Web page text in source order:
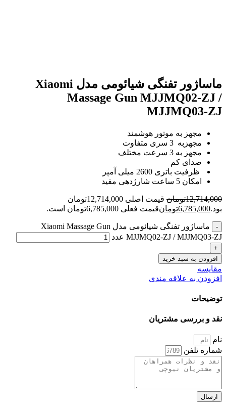
ماساژور تفنگی شیائومی مدل Xiaomi
Massage Gun MJJMQ02-ZJ /
MJJMQ03-ZJ
مجهز به موتور هوشمند
مجهزبه 3 سری متفاوت
مجهز به 3 سرعت مختلف
صدای کم
ظرفیت باتری 2600 میلی آمپر
امکان 5 ساعت شارژدهی مفید
12,714,000تومان
قیمت اصلی 12,714,000تومان
بود.6,785,000تومانقیمت فعلی 6,785,000تومان است.
ماساژور تفنگی شیائومی مدل Xiaomi Massage Gun
MJJMQ02-ZJ / MJJMQ03-ZJ عدد
افزودن به سبد خرید
مقایسه
افزودن به علاقه مندی
توضیحات
نقد و بررسی مشتریان
نام
شماره تلفن
ارسال